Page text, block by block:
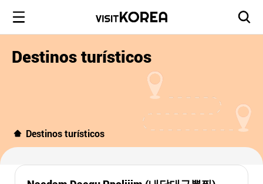
Destinos turísticos
Destinos turísticos